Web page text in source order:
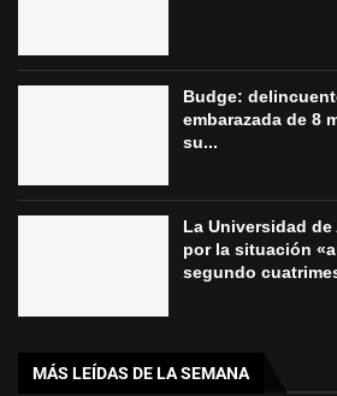
Budge:
embarazada de 8
su...
La Universidad
por la situación
segundo
MÁS LEÍDAS DE LA SEMANA